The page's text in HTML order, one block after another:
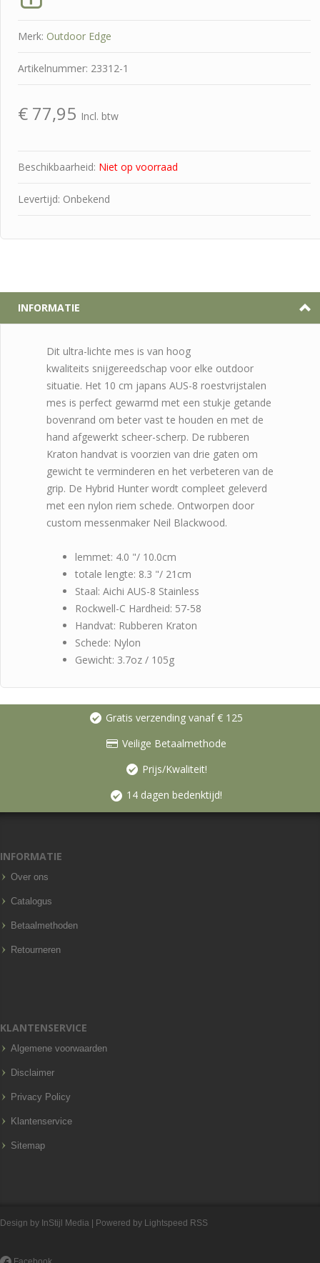
Merk: Outdoor Edge
Artikelnummer: 23312-1
€ 77,95 Incl. btw
Beschikbaarheid: Niet op voorraad
Levertijd: Onbekend
INFORMATIE
Dit ultra-lichte mes is van hoog
kwaliteits snijgereedschap voor elke outdoor
situatie. Het 10 cm japans AUS-8 roestvrijstalen
mes is perfect gewarmd met een stukje getande
bovenrand om beter vast te houden en met de
hand afgewerkt scheer-scherp. De rubberen
Kraton handvat is voorzien van drie gaten om
gewicht te verminderen en het verbeteren van de
grip. De Hybrid Hunter wordt compleet geleverd
met een nylon riem schede. Ontworpen door
custom messenmaker Neil Blackwood.
lemmet: 4.0 "/ 10.0cm
totale lengte: 8.3 "/ 21cm
Staal: Aichi AUS-8 Stainless
Rockwell-C Hardheid: 57-58
Handvat: Rubberen Kraton
Schede: Nylon
Gewicht: 3.7oz / 105g
Gratis verzending vanaf € 125
Veilige Betaalmethode
Prijs/Kwaliteit!
14 dagen bedenktijd!
INFORMATIE
Over ons
Catalogus
Betaalmethoden
Retourneren
KLANTENSERVICE
Algemene voorwaarden
Disclaimer
Privacy Policy
Klantenservice
Sitemap
Design by InStijl Media | Powered by Lightspeed RSS